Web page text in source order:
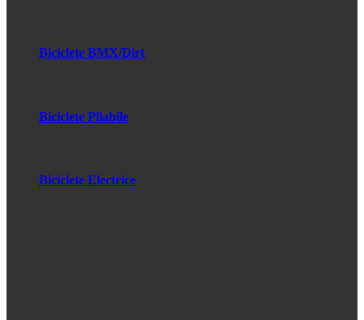
Biciclete BMX/Dirt
Biciclete Pliabile
Biciclete Electrice